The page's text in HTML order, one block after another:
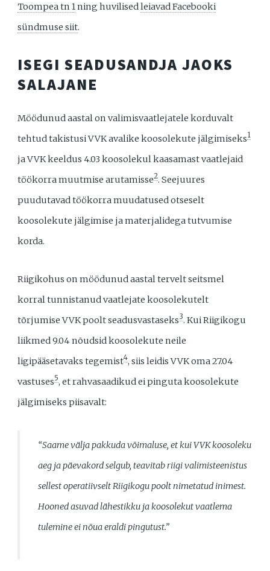
Toompea tn 1ning huvilisedleiavad Facebooki
sündmuse siit.
ISEGI SEADUSANDJA JAOKS
SALAJANE
Möödunud aastal on valimisvaatlejatele korduvalt
tehtud takistusi VVK avalike koosolekute jälgimiseks1
ja VVK keeldus 4.03 koosolekul kaasamast vaatlejaid
töökorra muutmise arutamisse2. Seejuures
puudutavad töökorra muudatused otseselt
koosolekute jälgimise ja materjalidega tutvumise
korda.
Riigikohus on möödunud aastal tervelt seitsmel
korral tunnistanud vaatlejate koosolekutelt
tõrjumise VVK poolt seadusvastaseks3. Kui Riigikogu
liikmed 9.04 nõudsid koosolekute neile
ligipääsetavaks tegemist4, siis leidis VVK oma 27.04
vastuses5, et rahvasaadikud ei pinguta koosolekute
jälgimiseks piisavalt:
“Saame välja pakkuda võimaluse, et kui VVK koosoleku
aeg ja päevakord selgub, teavitab riigi valimisteenistus
sellest operatiivselt Riigikogu poolt nimetatud inimest.
Hooned asuvad lähestikku ja koosolekut vaatlema
tulemine ei nõua eraldi pingutust.”